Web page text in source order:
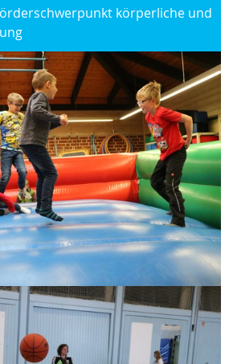
körperliche und